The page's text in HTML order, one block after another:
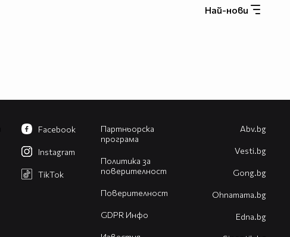
Най-нови
Партньорска
програма
Политика за
поверителност
Поверителност
GDPR Инфо
Facebook
Instagram
TikTok
Abv.bg
Vesti.bg
Gong.bg
Оhnamama.bg
Edna.bg